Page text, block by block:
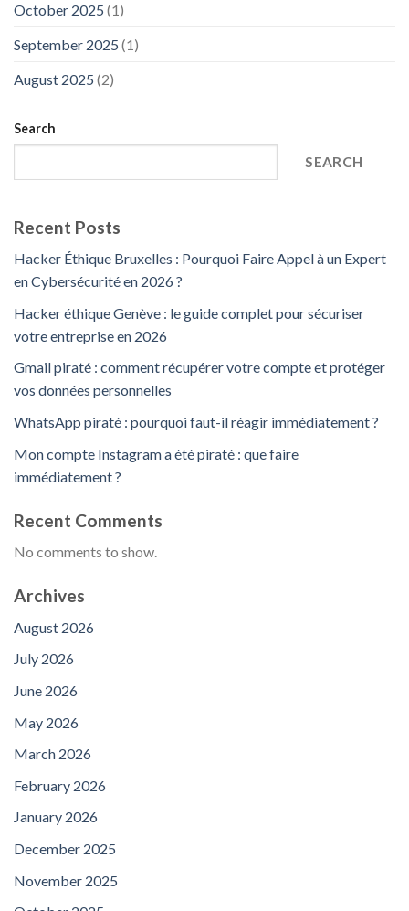
October 2025 (1)
September 2025 (1)
August 2025 (2)
Search
SEARCH
Recent Posts
Hacker Éthique Bruxelles : Pourquoi Faire Appel à un Expert
en Cybersécurité en 2026 ?
Hacker éthique Genève : le guide complet pour sécuriser
votre entreprise en 2026
Gmail piraté : comment récupérer votre compte et protéger
vos données personnelles
WhatsApp piraté : pourquoi faut-il réagir immédiatement ?
Mon compte Instagram a été piraté : que faire
immédiatement ?
Recent Comments
No comments to show.
Archives
August 2026
July 2026
June 2026
May 2026
March 2026
February 2026
January 2026
December 2025
November 2025